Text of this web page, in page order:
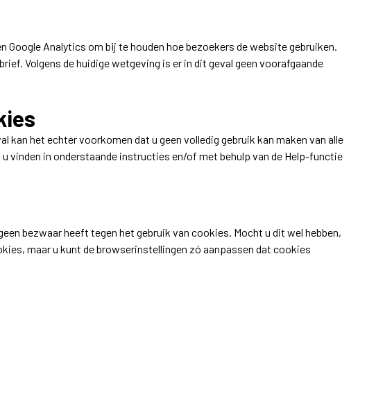
Analytics om bij te houden hoe bezoekers de website gebruiken.
Volgens de huidige wetgeving is er in dit geval geen voorafgaande
het echter voorkomen dat u geen volledig gebruik kan maken van alle
vinden in onderstaande instructies en/of met behulp van de Help-functie
bezwaar heeft tegen het gebruik van cookies. Mocht u dit wel hebben,
maar u kunt de browserinstellingen zó aanpassen dat cookies